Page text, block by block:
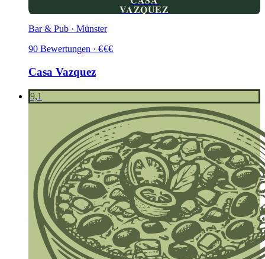
VAZQUEZ
Bar & Pub · Münster
90 Bewertungen · €€€
Casa Vazquez
9,1